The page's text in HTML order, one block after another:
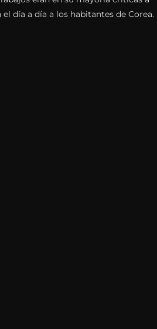
día a día a los habitantes de Corea.